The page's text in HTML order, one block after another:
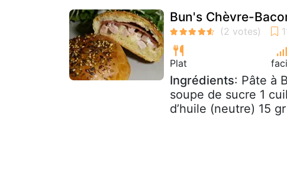
Bun's Chèvre-
Plat
Ingrédients: Pâte à
soupe de sucre 1
d’huile (neutre) 15